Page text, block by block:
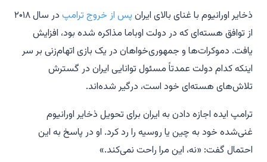
ذخایر اورانیوم با غنای بالای ایران پس از خروج ترامپ
در سال ۲۰۱۸
از توافق هسته‌ای که در دولت اوباما مذاکره شده بود، افزایش
یافت. دموکرات‌ها و جمهوری‌خواهان در یک بازی اتهام‌زنی بر سر
اینکه کدام دولت عمدتاً مسئول توانایی ایران در گسترش
تلاش‌های هسته‌ای خود است، درگیر شده‌اند.
ترامپ ایده اجازه دادن به ایران برای تحویل ذخایر اورانیوم
غنی‌شده خود به چین یا روسیه را رد کرد. او در پاسخ به این
احتمال گفت: «نه، این مرا راحت نمی‌کند.»